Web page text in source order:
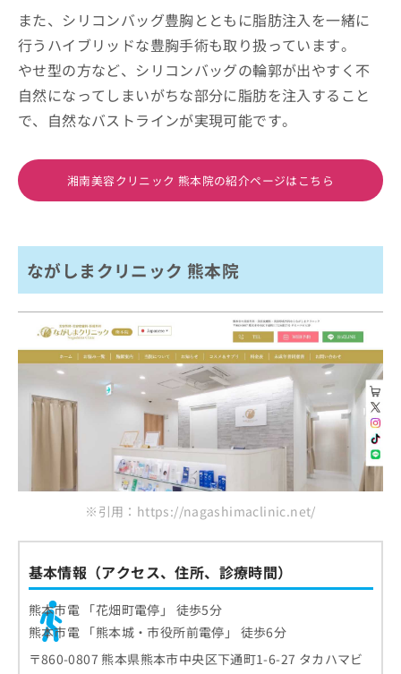
また、シリコンバッグ豊胸とともに脂肪注入を一緒に
行うハイブリッドな豊胸手術も取り扱っています。
やせ型の方など、シリコンバッグの輪郭が出やすく不
自然になってしまいがちな部分に脂肪を注入すること
で、自然なバストラインが実現可能です。
湘南美容クリニック 熊本院の紹介ページはこちら
ながしまクリニック 熊本院
※引用：https://nagashimaclinic.net/
基本情報（アクセス、住所、診療時間）
熊本市電 「花畑町電停」 徒歩5分
熊本市電 「熊本城・市役所前電停」 徒歩6分
〒860-0807 熊本県熊本市中央区下通町1-6-27 タカハマビ